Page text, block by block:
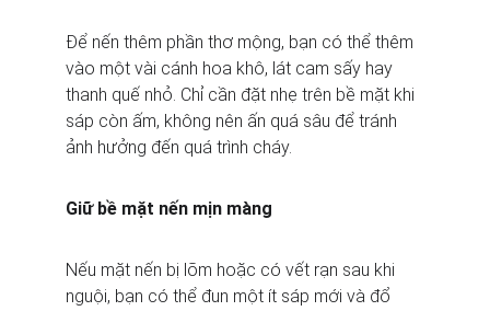
Để nến thêm phần thơ mộng, bạn có thể thêm
vào một vài cánh hoa khô, lát cam sấy hay
thanh quế nhỏ. Chỉ cần đặt nhẹ trên bề mặt khi
sáp còn ấm, không nên ấn quá sâu để tránh
ảnh hưởng đến quá trình cháy.
Giữ bề mặt nến mịn màng
Nếu mặt nến bị lõm hoặc có vết rạn sau khi
nguội, bạn có thể đun một ít sáp mới và đổ